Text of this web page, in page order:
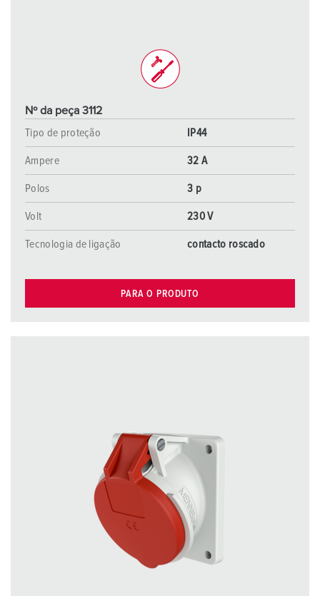
Nº da peça 3112
Tipo de proteção
IP44
Ampere 32 A
Polos 3 p
Volt 230 V
Tecnologia de ligação contacto roscado
PARA O PRODUTO